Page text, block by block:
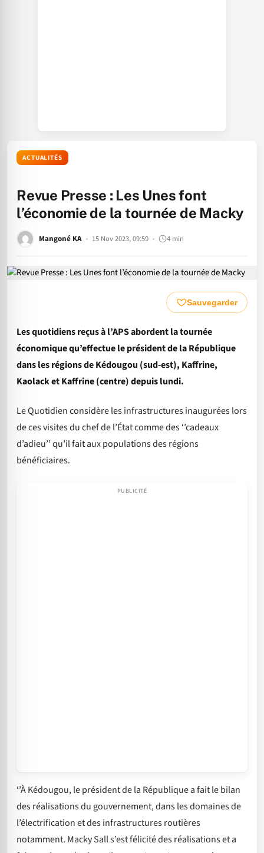
ACTUALITÉS
Revue Presse : Les Unes font
l’économie de la tournée de Macky
Mangoné KA 15 Nov 2023, 09:59 4 min
Sauvegarder
Les quotidiens reçus à l’APS abordent la tournée
économique qu’effectue le président de la République
dans les régions de Kédougou (sud-est), Kaffrine,
Kaolack et Kaffrine (centre) depuis lundi.
Le Quotidien considère les infrastructures inaugurées lors
de ces visites du chef de l’État comme des ‘’cadeaux
d’adieu’’ qu’il fait aux populations des régions
bénéficiaires.
‘’À Kédougou, le président de la République a fait le bilan
des réalisations du gouvernement, dans les domaines de
l’électrification et des infrastructures routières
notamment. Macky Sall s’est félicité des réalisations et a